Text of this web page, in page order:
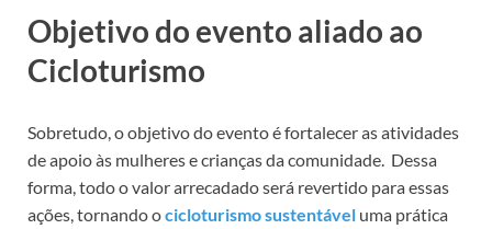
Objetivo do evento aliado ao
Cicloturismo
Sobretudo, o objetivo do evento é fortalecer as atividades
de apoio às mulheres e crianças da comunidade. Dessa
forma, todo o valor arrecadado será revertido para essas
ações, tornando ocicloturismo sustentável uma prática